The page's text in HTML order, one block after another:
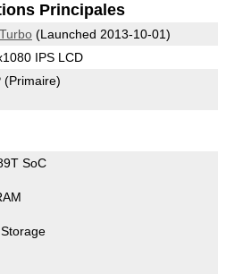
Principales
(Launched 2013-10-01)
IPS LCD
(Primaire)
SoC